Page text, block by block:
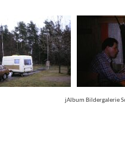
jAlbum Bildergalerie